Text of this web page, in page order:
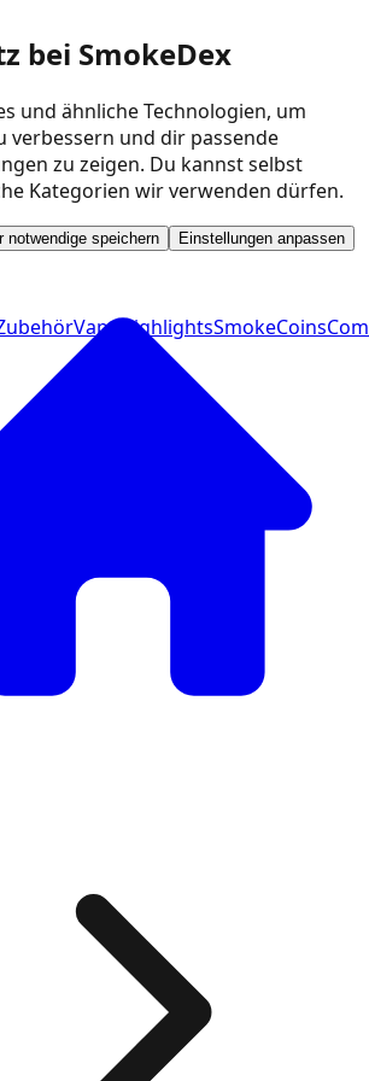
bei SmokeDex
und ähnliche Technologien, um
verbessern und dir passende
zu zeigen. Du kannst selbst
Kategorien wir verwenden dürfen.
notwendige speichern Einstellungen anpassen
VapeHighlightsSmokeCoins